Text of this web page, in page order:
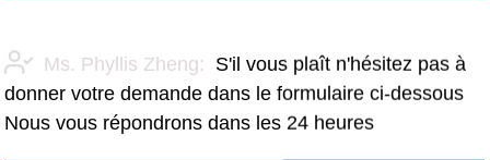
Ms. Phyllis Zheng:
S'il vous plaît n'hésitez pas à
donner votre demande dans le formulaire ci-dessous
Nous vous répondrons dans les 24 heures